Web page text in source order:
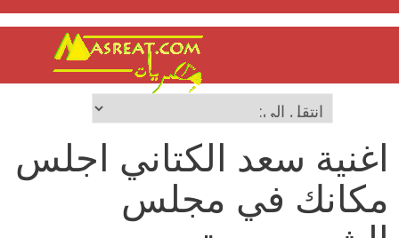
اغنية سعد الكتاني اجلس
مكانك في مجلس